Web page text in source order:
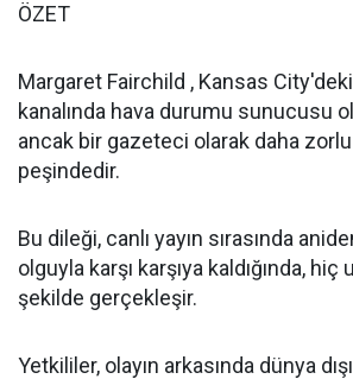
ÖZET
Margaret Fairchild , Kansas
kanalında hava durumu sunucusu
ancak bir gazeteci olarak daha
peşindedir.
Bu dileği, canlı yayın sırasında
olguyla karşı karşıya kaldığında, hiç
şekilde gerçekleşir.
Yetkililer, olayın arkasında dünya